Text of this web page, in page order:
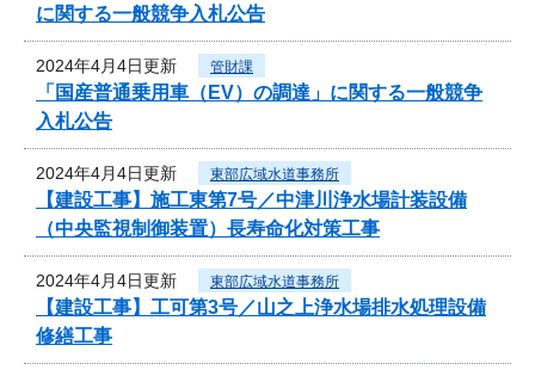
に関する一般競争入札公告
2024年4月4日更新 管財課
「国産普通乗用車（EV）の調達」に関する一般競争
入札公告
2024年4月4日更新 東部広域水道事務所
【建設工事】施工東第7号／中津川浄水場計装設備
（中央監視制御装置）長寿命化対策工事
2024年4月4日更新 東部広域水道事務所
【建設工事】工可第3号／山之上浄水場排水処理設備
修繕工事